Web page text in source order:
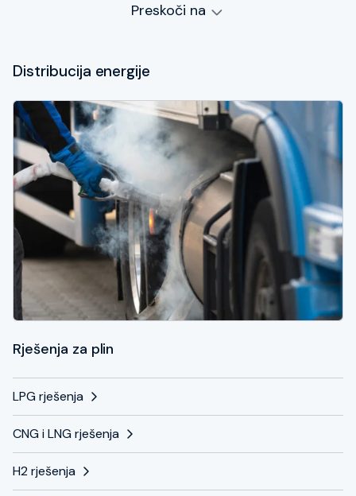
Preskoči na
Distribucija energije
Rješenja za plin
LPG rješenja
CNG i LNG rješenja
H2 rješenja